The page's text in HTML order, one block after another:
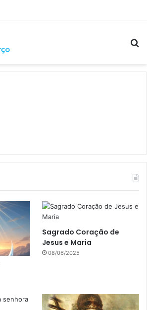
Sagrado Coração de
Jesus e Maria
08/06/2025